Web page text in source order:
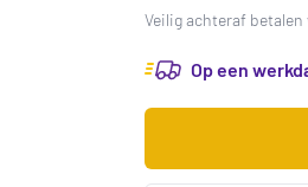
Veilig achteraf betalen
Op een